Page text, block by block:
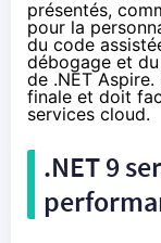
présentés,
pour la
du code
débogage et
de .NET
finale et doit
services cloud.
.NET 9